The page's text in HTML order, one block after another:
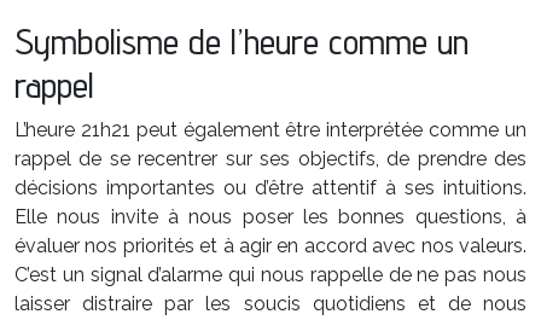
Symbolisme de l’heure comme un
rappel
L’heure 21h21 peut également être interprétée comme un
rappel de se recentrer sur ses objectifs, de prendre des
décisions importantes ou d’être attentif à ses intuitions.
Elle nous invite à nous poser les bonnes questions, à
évaluer nos priorités et à agir en accord avec nos valeurs.
C’est un signal d’alarme qui nous rappelle de ne pas nous
laisser distraire par les soucis quotidiens et de nous